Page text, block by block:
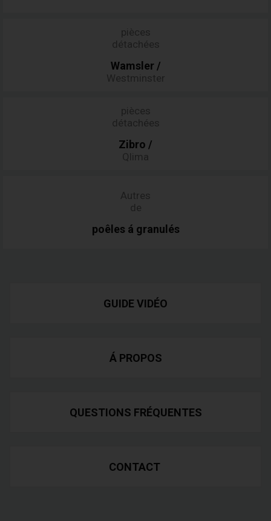
pièces
détachées
Wamsler /
Westminster
pièces
détachées
Zibro /
Qlima
Autres
de
poêles á granulés
GUIDE VIDÉO
Á PROPOS
QUESTIONS FRÉQUENTES
CONTACT